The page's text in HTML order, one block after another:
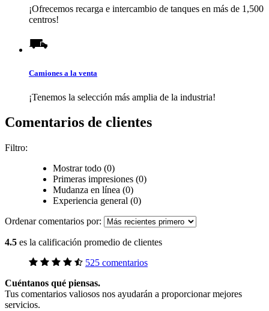
¡Ofrecemos recarga e intercambio de tanques en más de 1,500
centros!
Camiones a la venta
¡Tenemos la selección más amplia de la industria!
Comentarios de clientes
Filtro:
Mostrar todo (0)
Primeras impresiones (0)
Mudanza en línea (0)
Experiencia general (0)
Ordenar comentarios por:
4.5 es la calificación promedio de clientes
525 comentarios
Cuéntanos qué piensas.
Tus comentarios valiosos nos ayudarán a proporcionar mejores
servicios.